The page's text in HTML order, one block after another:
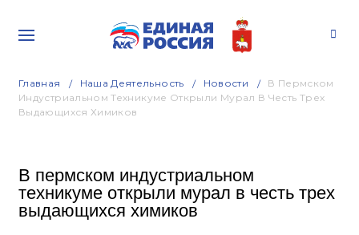
Главная Наша Деятельность Новости
В Пермском
Индустриальном Техникуме Открыли Мурал В Честь Трех
Выдающихся Химиков
В пермском индустриальном
техникуме открыли мурал в честь трех
выдающихся химиков